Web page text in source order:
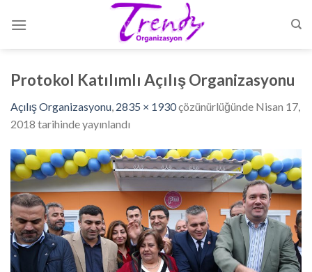
Protokol Katılımlı Açılış Organizasyonu
Açılış Organizasyonu, 2835 × 1930çözünürlüğünde Nisan 17,
2018 tarihinde yayınlandı